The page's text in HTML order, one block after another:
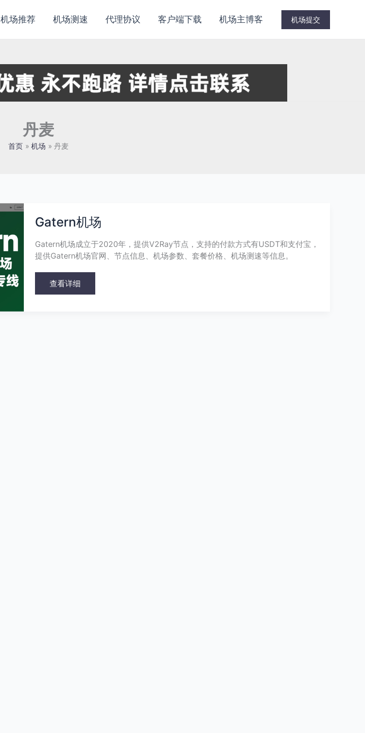
机场推荐 机场测速 代理协议 客户端下载 机场主博客 机场提交
丹麦
首页 机场 丹麦
Gatern机场
Gatern机场成立于2020年，提供V2Ray节点，支持的付款方式有USDT和支付宝，
提供Gatern机场官网、节点信息、机场参数、套餐价格、机场测速等信息。
场
查看详细